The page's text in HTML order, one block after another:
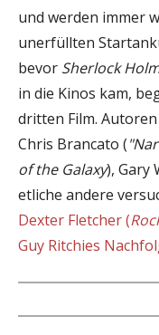
und werden immer
unerfüllten
bevor Sherlock
in die Kinos kam,
dritten Film.
Chris Brancato (
of the Galaxy), Gary
etliche andere
Dexter Fletcher (
Guy Ritchies